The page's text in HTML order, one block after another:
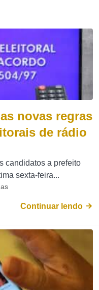
novas regras
de rádio
candidatos a prefeito
sexta-feira...
Continuar lendo